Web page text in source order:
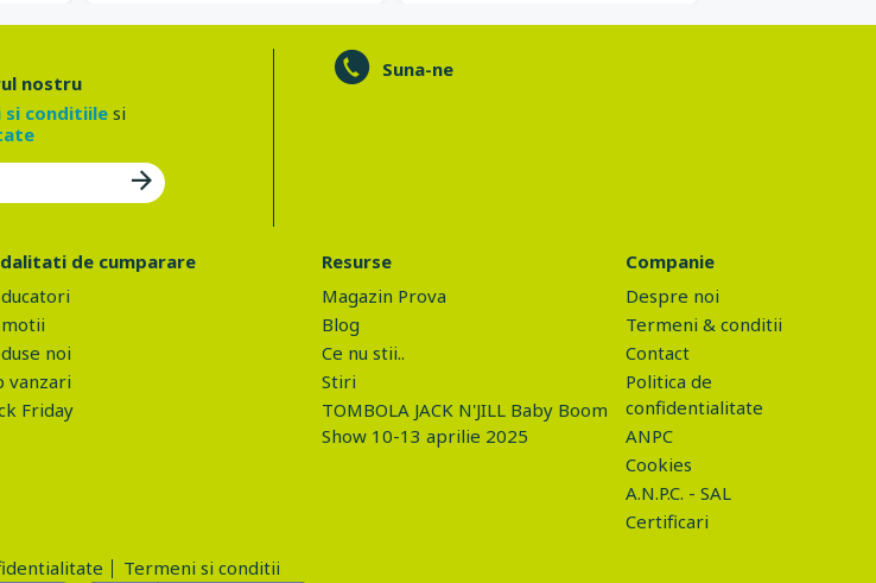
nostru
si conditiilesi
Suna-ne
de cumparare
noi
vanzari
Friday
Resurse
Magazin Prova
Blog
Ce nu stii..
Stiri
TOMBOLA JACK N'JILL Baby Boom
Show 10-13 aprilie 2025
Companie
Despre noi
Termeni & conditii
Contact
Politica de
confidentialitate
ANPC
Cookies
A.N.P.C. - SAL
Certificari
Termeni si conditii